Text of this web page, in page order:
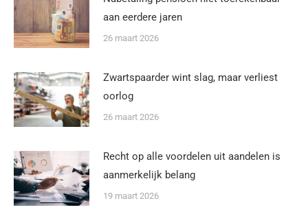
aan eerdere jaren
26 maart 2026
Zwartspaarder wint slag, maar verliest
oorlog
26 maart 2026
Recht op alle voordelen uit aandelen is
aanmerkelijk belang
19 maart 2026